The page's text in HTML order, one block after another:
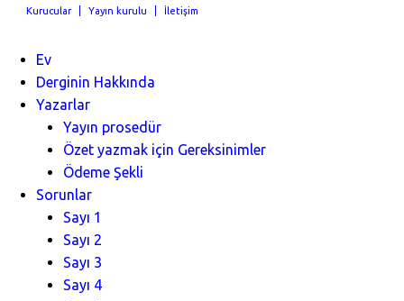
Kurucular Yayın kurulu İletişim
Ev
Derginin Hakkında
Yazarlar
Yayın prosedür
Özet yazmak için Gereksinimler
Ödeme Şekli
Sorunlar
Sayı 1
Sayı 2
Sayı 3
Sayı 4